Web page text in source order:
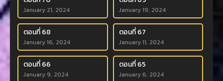
January 21, 2024 January 19, 2024
ตอนที่ 68
January 16, 2024
ตอนที่ 67
January 11, 2024
ตอนที่ 66
January 9, 2024
ตอนที่ 65
January 6, 2024